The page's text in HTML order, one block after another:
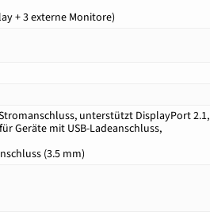
+ 3 externe Monitore)
unterstützt DisplayPort 2.1,
Geräte mit USB-Ladeanschluss,
(3.5 mm)